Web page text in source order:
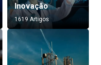
Inovação
1619 Artigos